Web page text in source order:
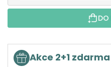
DO
Akce 2+1 zdarma